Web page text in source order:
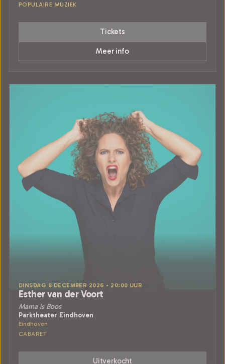
POPULAIRE MUZIEK
Tickets
Meer info
DINSDAG 8 DECEMBER 2026 • 20:00 UUR
Esther van der Voort
Mama is Boos
Parktheater Eindhoven
Eindhoven
CABARET
Uitverkocht